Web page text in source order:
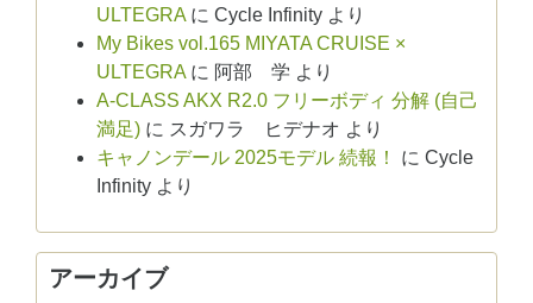
ULTEGRA に Cycle Infinity より
My Bikes vol.165 MIYATA CRUISE ×
ULTEGRA に 阿部 学 より
A-CLASS AKX R2.0 フリーボディ 分解 (自己
満足) に スガワラ ヒデナオ より
キャノンデール 2025モデル 続報！
に Cycle
Infinity より
アーカイブ